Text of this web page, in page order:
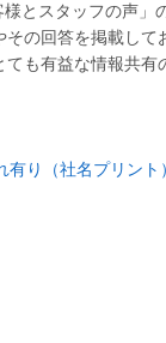
とスタッフの声」
の回答を掲載して
も有益な情報共有
り（社名プリント